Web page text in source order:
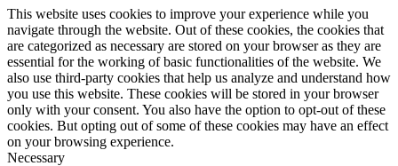
This website uses cookies to improve your experience while you
navigate through the website. Out of these cookies, the cookies that
are categorized as necessary are stored on your browser as they are
essential for the working of basic functionalities of the website. We
also use third-party cookies that help us analyze and understand how
you use this website. These cookies will be stored in your browser
only with your consent. You also have the option to opt-out of these
cookies. But opting out of some of these cookies may have an effect
on your browsing experience.
Necessary